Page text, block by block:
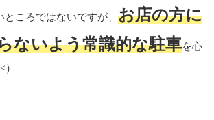
ころではないですが、 お店の方に
ないよう常識的な駐車を心